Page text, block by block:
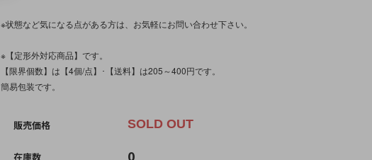
※状態など気になる点がある方は、お気軽にお問い合わせ下さい。
※【定形外対応商品】です。
【限界個数】は【4個/点】･【送料】は205～400円です。
簡易包装です。
販売価格 SOLD OUT
在庫数 0